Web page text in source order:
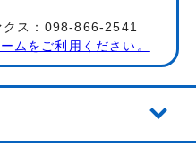
ス：098-866-2541
ムをご利用ください。